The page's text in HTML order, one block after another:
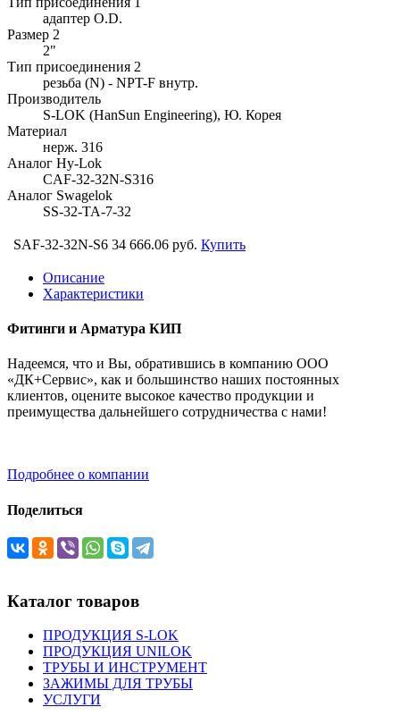
адаптер O.D.
Размер 2
2"
Тип присоединения 2
резьба (N) - NPT-F внутр.
Производитель
S-LOK (HanSun Engineering), Ю. Корея
Материал
нерж. 316
Аналог Hy-Lok
CAF-32-32N-S316
Аналог Swagelok
SS-32-TA-7-32
SAF-32-32N-S6 34 666.06 руб. Купить
Описание
Характеристики
Фитинги и Арматура КИП
Надеемся, что и Вы, обратившись в компанию ООО
«ДК+Сервис», как и большинство наших постоянных
клиентов, оцените высокое качество продукции и
преимущества дальнейшего сотрудничества с нами!
Подробнее о компании
Поделиться
Каталог товаров
ПРОДУКЦИЯ S-LOK
ПРОДУКЦИЯ UNILOK
ТРУБЫ И ИНСТРУМЕНТ
ЗАЖИМЫ ДЛЯ ТРУБЫ
УСЛУГИ